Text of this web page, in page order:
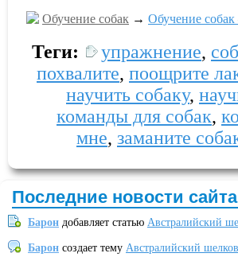
Обучение собак → Обучение
Теги: упражнение,
похвалите, поощрите
научить собаку,
команды для собак,
мне, заманите
Последние новости сайта
Барон добавляет статью Австралийский
Барон создает тему Австралийский